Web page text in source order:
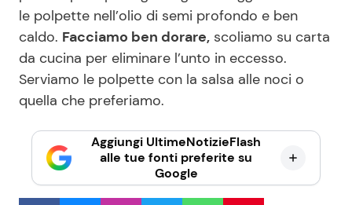
le polpette nell’olio di semi profondo e ben
caldo. Facciamo ben dorare, scoliamo su carta
da cucina per eliminare l’unto in eccesso.
Serviamo le polpette con la salsa alle noci o
quella che preferiamo.
Aggiungi UltimeNotizieFlash
alle tue fonti preferite su
Google